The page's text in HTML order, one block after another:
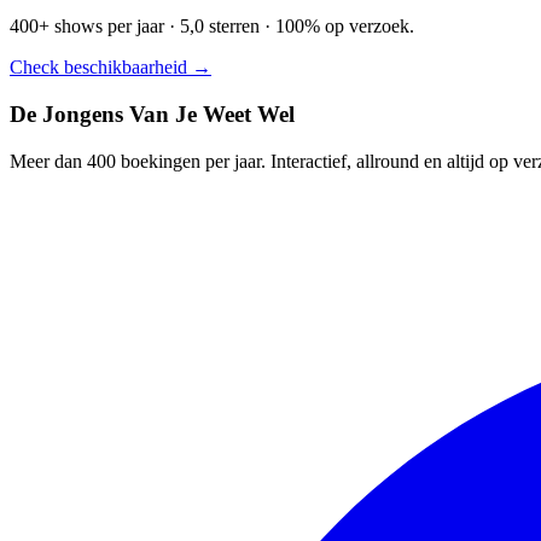
400+ shows per jaar · 5,0 sterren · 100% op verzoek.
Check beschikbaarheid →
De Jongens Van Je Weet Wel
Meer dan 400 boekingen per jaar. Interactief, allround en altijd op